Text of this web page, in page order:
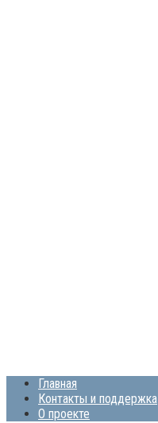
Главная
Контакты и поддержка
О проекте